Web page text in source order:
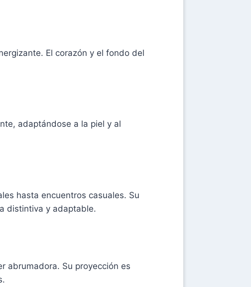
El corazón y el fondo del
adaptándose a la piel y al
hasta encuentros casuales. Su
distintiva y adaptable.
abrumadora. Su proyección es